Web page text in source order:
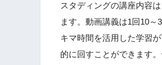
スタディングの講座内容
ます。動画講義は1回10
キマ時間を活用した学習
的に回すことができます